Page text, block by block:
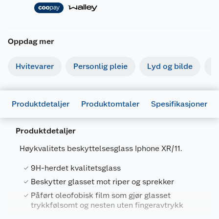
Oppdag mer
Hvitevarer Personlig pleie Lyd og bilde
Produktdetaljer Produktomtaler Spesifikasjoner
Produktdetaljer
Høykvalitets beskyttelsesglass Iphone XR/11.
9H-herdet kvalitetsglass
Beskytter glasset mot riper og sprekker
Påført oleofobisk film som gjør glasset
trykkfølsomt og nesten uten fingeravtrykk
Leverandørens artikkelnummer
5-60